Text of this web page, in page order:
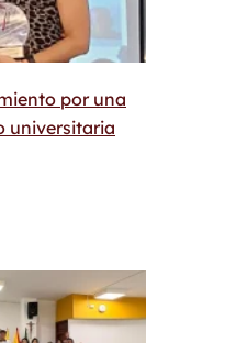
por una
universitaria